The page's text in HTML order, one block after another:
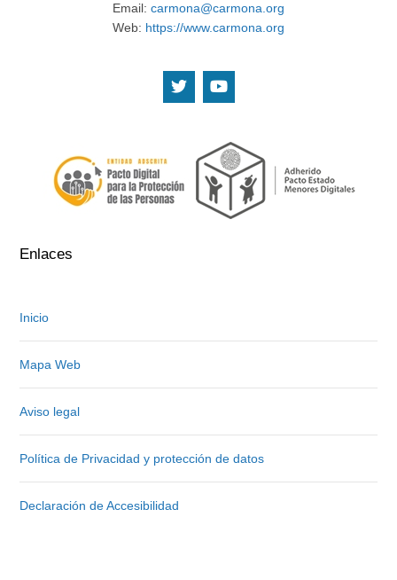
Email: carmona@carmona.org
Web: https://www.carmona.org
Enlaces
Inicio
Mapa Web
Aviso legal
Política de Privacidad y protección de datos
Declaración de Accesibilidad